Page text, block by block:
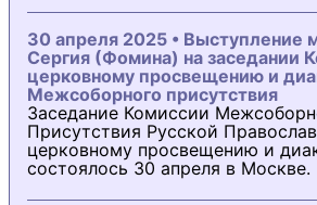
30 апреля 2025 • Выступление
Сергия (Фомина) на заседании
церковному просвещению и
Межсоборного присутствия
Заседание Комиссии
Присутствия Русской
церковному просвещению и
состоялось 30 апреля в Москве.